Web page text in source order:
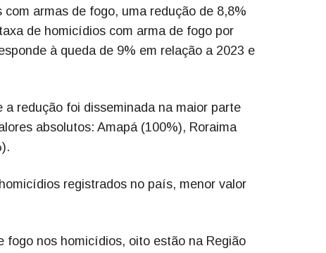
armas de fogo, uma redução de 8,8%
de homicídios com arma de fogo por
à queda de 9% em relação a 2023 e
redução foi disseminada na maior parte
absolutos: Amapá (100%), Roraima
registrados no país, menor valor
fogo nos homicídios, oito estão na Região